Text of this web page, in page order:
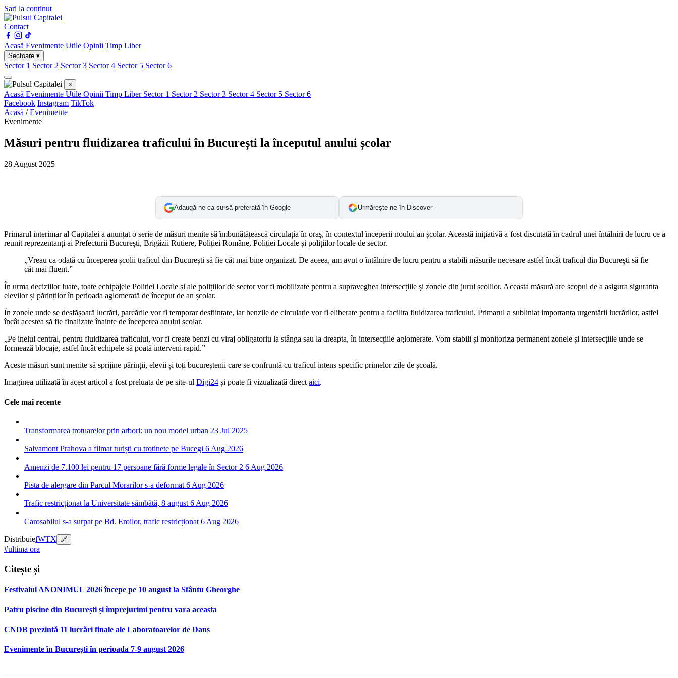
Sari la conținut
Contact
Acasă Evenimente Utile Opinii Timp Liber
Sectoare ▾
Sector 1 Sector 2 Sector 3 Sector 4 Sector 5 Sector 6
×
Acasă Evenimente Utile Opinii Timp Liber Sector 1 Sector 2 Sector 3 Sector 4 Sector 5 Sector 6
Facebook Instagram TikTok
Acasă /Evenimente
Evenimente
Măsuri pentru fluidizarea traficului în București la începutul anului școlar
28 August 2025
Adaugă-ne ca sursă preferată în Google Urmărește-ne în Discover
Primarul interimar al Capitalei a anunțat o serie de măsuri menite să îmbunătățească circulația în oraș, în contextul începerii noului an școlar. Această inițiativă a fost discutată în cadrul unei întâlniri de lucru ce a
reunit reprezentanți ai Prefecturii București, Brigăzii Rutiere, Poliției Române, Poliției Locale și polițiilor locale de sector.
„Vreau ca odată cu începerea școlii traficul din București să fie cât mai bine organizat. De aceea, am avut o întâlnire de lucru pentru a stabili măsurile necesare astfel încât traficul din București să fie
cât mai fluent.”
În urma deciziilor luate, toate echipajele Poliției Locale și ale polițiilor de sector vor fi mobilizate pentru a supraveghea intersecțiile și zonele din jurul școlilor. Aceasta măsură are scopul de a asigura siguranța
elevilor și părinților în perioada aglomerată de început de an școlar.
În zonele unde se desfășoară lucrări, parcările vor fi temporar desființate, iar benzile de circulație vor fi eliberate pentru a facilita fluidizarea traficului. Primarul a subliniat importanța urgentării lucrărilor, astfel
încât acestea să fie finalizate înainte de începerea anului școlar.
„Pe inelul central, pentru fluidizarea traficului, vor fi create benzi cu viraj obligatoriu la stânga sau la dreapta, în intersecțiile aglomerate. Vom stabili și monitoriza permanent zonele și intersecțiile unde se
formează blocaje, astfel încât echipele să poată interveni rapid.”
Aceste măsuri sunt menite să sprijine părinții, elevii și toți bucureștenii care se confruntă cu traficul intens specific primelor zile de școală.
Imaginea utilizată în acest articol a fost preluata de pe site-ul Digi24 și poate fi vizualizată direct aici.
Cele mai recente
Transformarea trotuarelor prin arbori: un nou model urban 23 Jul 2025
Salvamont Prahova a filmat turiști cu trotinete pe Bucegi 6 Aug 2026
Amenzi de 7.100 lei pentru 17 persoane fără forme legale în Sector 2 6 Aug 2026
Pista de alergare din Parcul Morarilor s-a deformat 6 Aug 2026
Trafic restricționat la Universitate sâmbătă, 8 august 6 Aug 2026
Carosabilul s-a surpat pe Bd. Eroilor, trafic restricționat 6 Aug 2026
DistribuiefWTX 🔗
#ultima ora
Citește și
Festivalul ANONIMUL 2026 începe pe 10 august la Sfântu Gheorghe
Patru piscine din București și împrejurimi pentru vara aceasta
CNDB prezintă 11 lucrări finale ale Laboratoarelor de Dans
Evenimente în București în perioada 7-9 august 2026